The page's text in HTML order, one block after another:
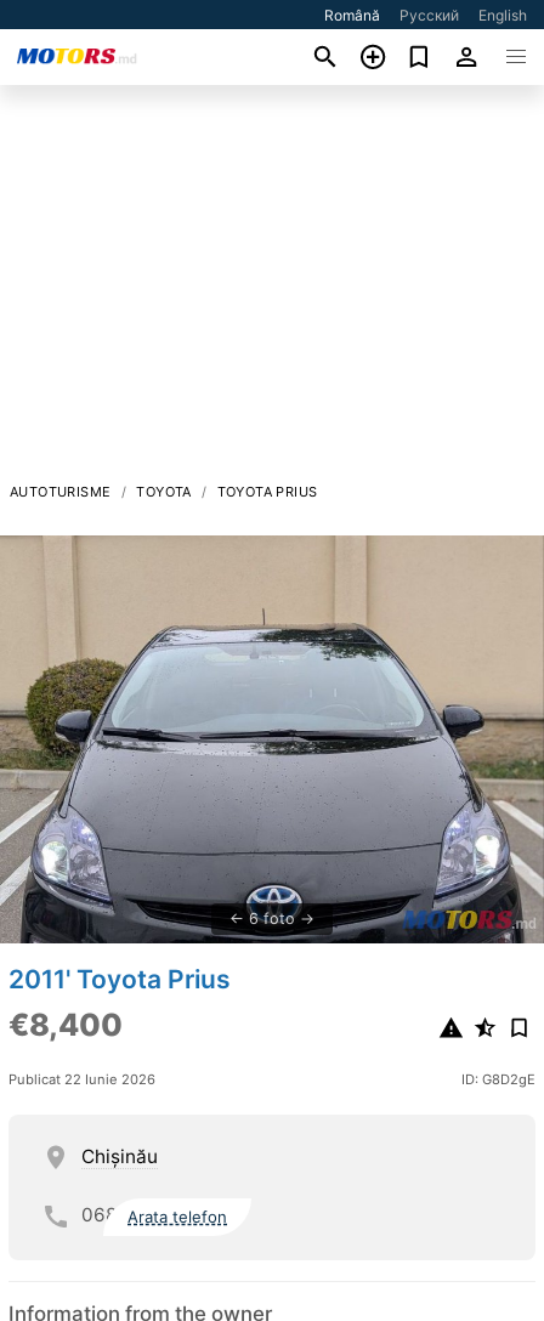
Română Русский English
AUTOTURISME TOYOTA TOYOTA PRIUS
6 foto
2011' Toyota Prius
€8,400
Publicat 22 Iunie 2026 ID: G8D2gE
Chişinău
068 Arata telefon
Information from the owner